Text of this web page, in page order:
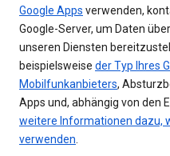
Google Apps verwenden,
Google-Server, um Daten
unseren Diensten
beispielsweise der Typ Ihres
Mobilfunkanbieters,
Apps und, abhängig von den
weitere Informationen dazu,
verwenden.